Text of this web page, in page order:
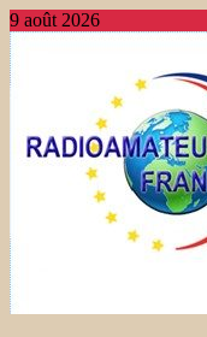
9 août 2026